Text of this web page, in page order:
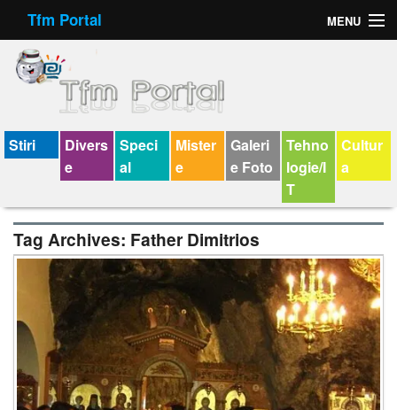
Tfm Portal MENU
Forum
Felicitari animate
Virtual Cards
Jocuri
Horoscop
Wallpaper
V-chat
Stiri
Divers
e
Speci
al
Mister
e
Galeri
e Foto
Tehno
logie/I
T
Cultur
a
Tag Archives: Father Dimitrios